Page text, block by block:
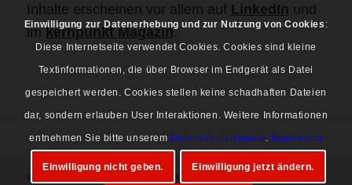
Inhalte erscheinen vor allem auf LinkedIn und
imkernpunkt Magazin.
© Copyright 1997-2026 Mike Schnoor. Alle Rechte vorbehalten.
Einwilligung zur Datenerhebung und zur Nutzung von Cookies :
Diese Internetseite verwendet Cookies. Cookies sind kleine
Textinformationen, die über Browser im Endgerät als Datei
gespeichert werden. Cookies stellen keine schadhaften Dateien
dar, sondern erlauben User Interaktionen. Weitere Informationen
entnehmen Sie bitte unserem Datenschutzhinweis. Impressum
Einwilligung nicht geben. Einwilligung jetzt ändern.